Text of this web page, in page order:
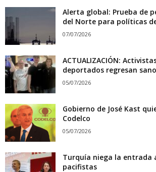
Alerta global: Prueba de
del Norte para políticas
07/07/2026
ACTUALIZACIÓN:
deportados regresan
05/07/2026
Gobierno de José Kast
Codelco
05/07/2026
Turquía niega la entrada
pacifistas